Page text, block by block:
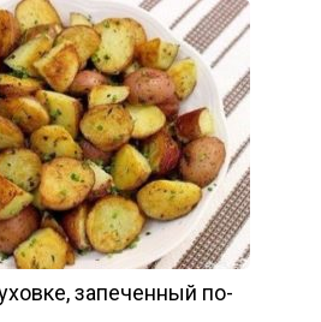
запеченный по-